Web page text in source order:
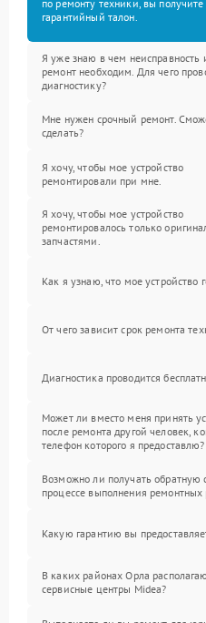
по ремонту техники, вы
гарантийный талон.
Я уже знаю в чем неисправность
ремонт необходим. Для чего
диагностику?
Мне нужен срочный ремонт.
сделать?
Я хочу, чтобы мое устройство
ремонтировали при мне.
Я хочу, чтобы мое устройство
ремонтировалось только
запчастями.
Как я узнаю, что мое устройство
От чего зависит срок ремонта
Диагностика проводится
Может ли вместо меня принять
после ремонта другой человек,
телефон которого я предоставлю?
Возможно ли получать обратную
процессе выполнения ремонтных
Какую гарантию вы
В каких районах Орла
сервисные центры Midea?